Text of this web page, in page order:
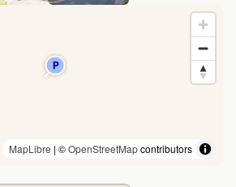
MapLibre | ©OpenStreetMapcontributors